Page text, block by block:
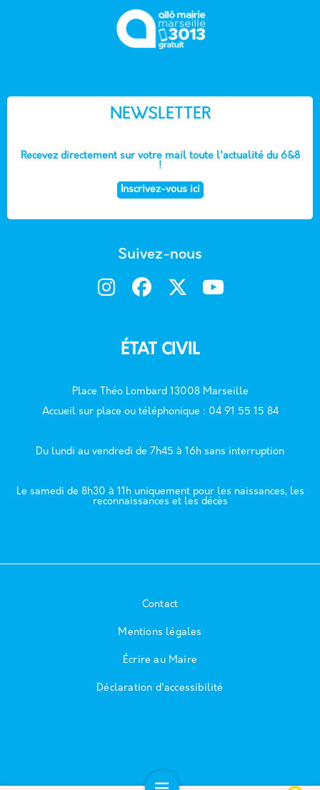
NEWSLETTER
Recevez directement sur votre mail toute l'actualité du 6&8
!
Inscrivez-vous ici
Suivez-nous
ÉTAT CIVIL
Place Théo Lombard 13008 Marseille
Accueil sur place ou téléphonique : 04 91 55 15 84
Du lundi au vendredi de 7h45 à 16h sans interruption
Le samedi de 8h30 à 11h uniquement pour les naissances, les
reconnaissances et les décès
Contact
Mentions légales
Écrire au Maire
Déclaration d'accessibilité